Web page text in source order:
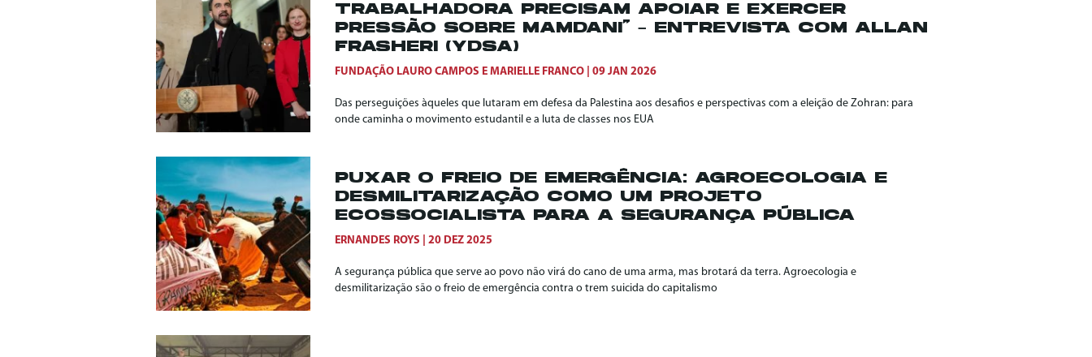
TRABALHADORA PRECISAM APOIAR E EXERCER
PRESSÃO SOBRE MAMDANI” – ENTREVISTA COM ALLAN
FRASHERI (YDSA)
FUNDAÇÃO LAURO CAMPOS E MARIELLE FRANCO 09 JAN 2026
Das perseguições àqueles que lutaram em defesa da Palestina aos desafios e perspectivas com a eleição de Zohran: para
onde caminha o movimento estudantil e a luta de classes nos EUA
PUXAR O FREIO DE EMERGÊNCIA: AGROECOLOGIA E
DESMILITARIZAÇÃO COMO UM PROJETO
ECOSSOCIALISTA PARA A SEGURANÇA PÚBLICA
ERNANDES ROYS 20 DEZ 2025
A segurança pública que serve ao povo não virá do cano de uma arma, mas brotará da terra. Agroecologia e
desmilitarização são o freio de emergência contra o trem suicida do capitalismo